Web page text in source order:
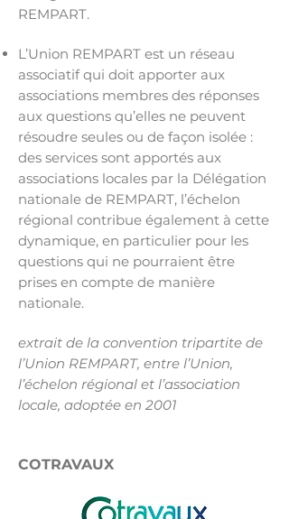
REMPART.
L’Union REMPART est un réseau
associatif qui doit apporter aux
associations membres des réponses
aux questions qu’elles ne peuvent
résoudre seules ou de façon isolée :
des services sont apportés aux
associations locales par la Délégation
nationale de REMPART, l’échelon
régional contribue également à cette
dynamique, en particulier pour les
questions qui ne pourraient être
prises en compte de manière
nationale.
extrait de la convention tripartite de
l’Union REMPART, entre l’Union,
l’échelon régional et l’association
locale, adoptée en 2001
COTRAVAUX